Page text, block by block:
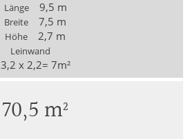
Länge 9,5 m
Breite 7,5 m
Höhe 2,7 m
Leinwand
3,2 x 2,2= 7m²
70,5 m²